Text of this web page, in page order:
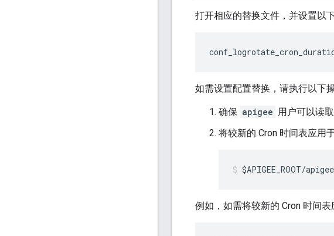
打开相应的替换文件，并设置以
如需设置配置替换，请执行以下
确保 apigee 用户可以读取
将较新的 Cron 时间表应用
$APIGEE_ROOT/
例如，如需将较新的 Cron 时间